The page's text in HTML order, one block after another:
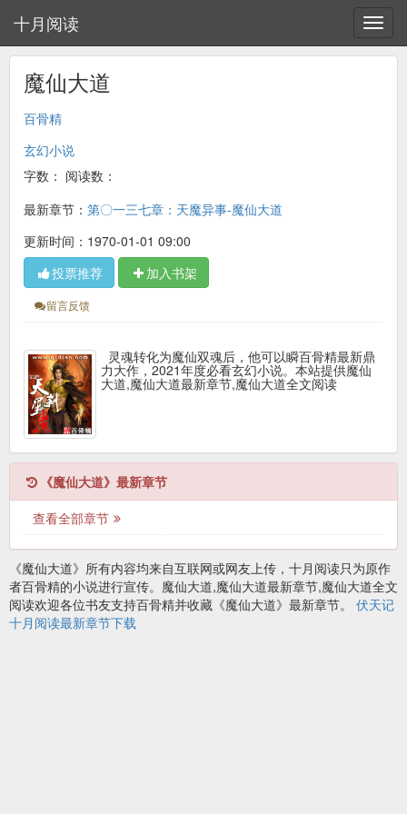
十月阅读
魔仙大道
百骨精
玄幻小说
字数： 阅读数：
最新章节： 第〇一三七章：天魔异事-魔仙大道
更新时间：1970-01-01 09:00
投票推荐
加入书架
留言反馈
灵魂转化为魔仙双魂后，他可以瞬百骨精最新鼎
力大作，2021年度必看玄幻小说。本站提供魔仙
大道,魔仙大道最新章节,魔仙大道全文阅读
《魔仙大道》最新章节
查看全部章节
《魔仙大道》所有内容均来自互联网或网友上传，十月阅读只为原作
者百骨精的小说进行宣传。魔仙大道,魔仙大道最新章节,魔仙大道全文
阅读欢迎各位书友支持百骨精并收藏《魔仙大道》最新章节。 伏天记
十月阅读最新章节下载